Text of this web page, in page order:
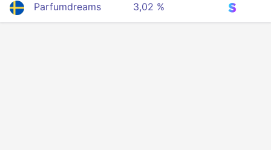
Parfumdreams 3,02 %